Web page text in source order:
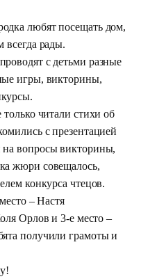
любят посещать дом,
всегда рады.
с детьми разные
игры, викторины,
читали стихи об
с презентацией
вопросы викторины,
жюри совещалось,
конкурса чтецов.
– Настя
Орлов и 3-е место –
получили грамоты и